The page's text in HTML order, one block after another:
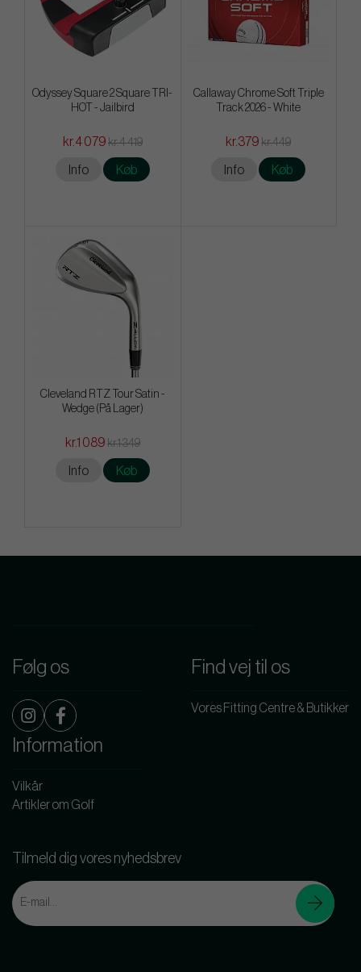
Odyssey Square 2 Square TRI-
HOT - Jailbird
kr.4 079 kr.4 419
Info Køb
Callaway Chrome Soft Triple
Track 2026 - White
kr.379 kr.449
Info Køb
Cleveland RTZ Tour Satin -
Wedge (På Lager)
kr.1 089 kr.1 349
Info Køb
Følg os Find vej til os
Vores Fitting Centre & Butikker
Information
Vilkår
Artikler om Golf
Tilmeld dig vores nyhedsbrev